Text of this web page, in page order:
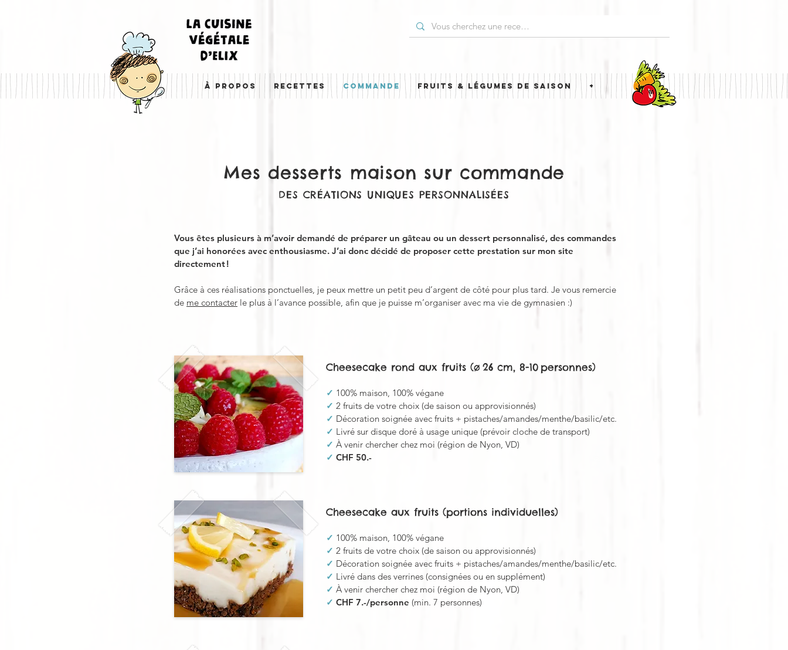
À PROPOS RECETTES COMMANDE FRUITS & LÉGUMES DE SAISON +
Mes desserts maison sur commande
Vous êtes plusieurs à m’avoir demandé de préparer un gâteau ou un dessert personnalisé, des commandes
que j’ai honorées avec enthousiasme. J’ai donc décidé de proposer cette prestation sur mon site
directement !
Grâce à ces réalisations ponctuelles, je peux mettre un petit peu d’argent de côté pour plus tard. Je vous remercie
de me contacter le plus à l’avance possible, afin que je puisse m’organiser avec ma vie de gymnasien :)
Cheesecake rond aux fruits (ø 26 cm, 8-10 personnes)
✓ 100% maison, 100% végane
✓ 2 fruits de votre choix (de saison ou approvisionnés)
✓ Décoration soignée avec fruits + pistaches/amandes/menthe/basilic/etc.
✓ Livré sur disque doré à usage unique (prévoir cloche de transport)
✓ À venir chercher chez moi (région de Nyon, VD)
✓ CHF 50.-
Cheesecake aux fruits (portions individuelles)
✓ 100% maison, 100% végane
✓ 2 fruits de votre choix (de saison ou approvisionnés)
✓ Décoration soignée avec fruits + pistaches/amandes/menthe/basilic/etc.
✓ Livré dans des verrines (consignées ou en supplément)
✓ À venir chercher chez moi (région de Nyon, VD)
✓ CHF 7.-/personne (min. 7 personnes)
DES CRÉATIONS UNIQUES PERSONNALISÉES